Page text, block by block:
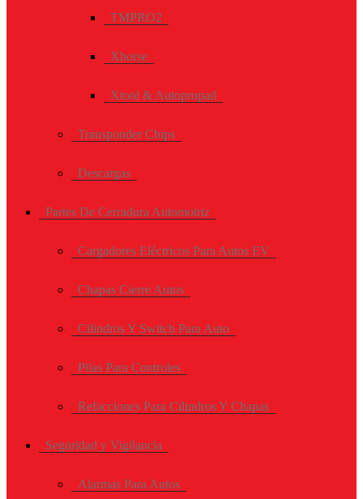
TMPRO2
Xhorse
Xtool & Autopropad
Transponder Chips
Descargas
Partes De Cerradura Automotriz
Cargadores Eléctricos Para Autos EV
Chapas Cierre Autos
Cilindros Y Switch Para Auto
Pilas Para Controles
Refacciones Para Cilindros Y Chapas
Seguridad y Vigilancia
Alarmas Para Autos